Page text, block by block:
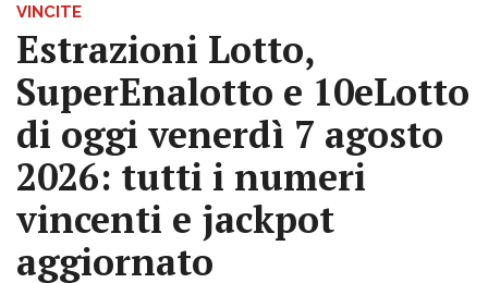
VINCITE
Estrazioni Lotto,
SuperEnalotto e 10eLotto
di oggi venerdì 7 agosto
2026: tutti i numeri
vincenti e jackpot
aggiornato